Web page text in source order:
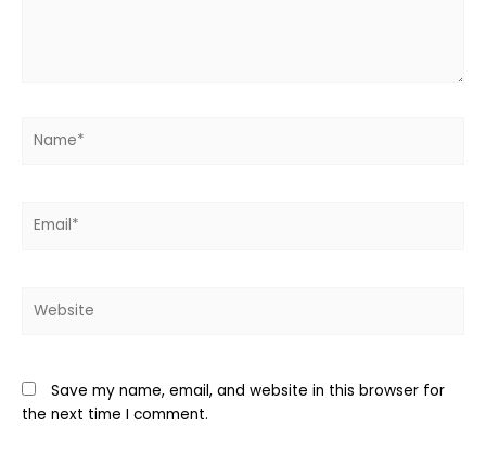
Save my name, email, and website in this browser for
the next time I comment.